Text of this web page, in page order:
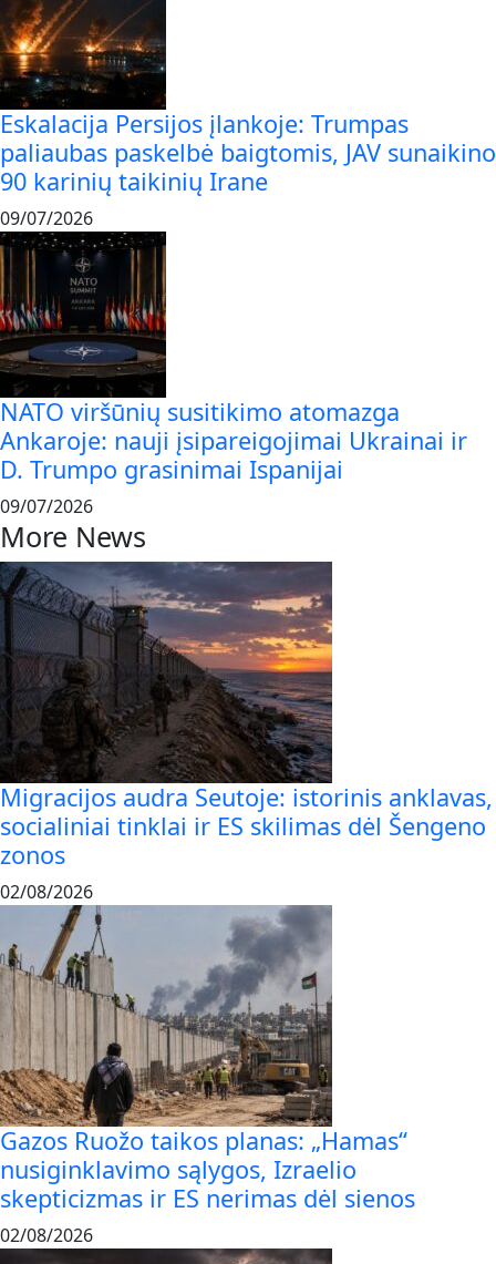
Eskalacija Persijos įlankoje: Trumpas
paliaubas paskelbė baigtomis, JAV sunaikino
90 karinių taikinių Irane
09/07/2026
NATO viršūnių susitikimo atomazga
Ankaroje: nauji įsipareigojimai Ukrainai ir
D. Trumpo grasinimai Ispanijai
09/07/2026
More News
Migracijos audra Seutoje: istorinis anklavas,
socialiniai tinklai ir ES skilimas dėl Šengeno
zonos
02/08/2026
Gazos Ruožo taikos planas: „Hamas“
nusiginklavimo sąlygos, Izraelio
skepticizmas ir ES nerimas dėl sienos
02/08/2026